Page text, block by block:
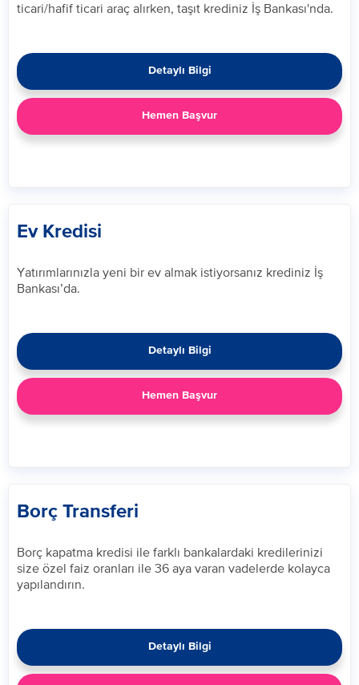
ticari/hafif ticari araç alırken, taşıt krediniz İş Bankası'nda.
Detaylı Bilgi
Hemen Başvur
Ev Kredisi
Yatırımlarınızla yeni bir ev almak istiyorsanız krediniz İş
Bankası’da.​
Detaylı Bilgi
Hemen Başvur
Borç Transferi
​Borç kapatma kredisi ile farklı bankalardaki kredilerinizi
size özel faiz oranları ile 36 aya varan vadelerde kolayca
yapılandırın.​
Detaylı Bilgi